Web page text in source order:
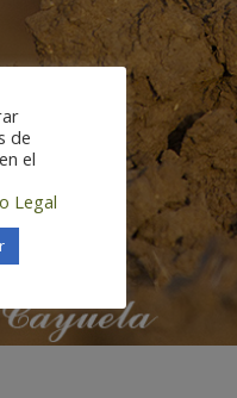
de
el
Legal